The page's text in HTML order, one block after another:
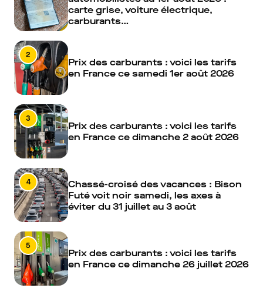
carte grise, voiture électrique,
carburants…
2
Prix des carburants : voici les tarifs
en France ce samedi 1er août 2026
3
Prix des carburants : voici les tarifs
en France ce dimanche 2 août 2026
4
Chassé-croisé des vacances : Bison
Futé voit noir samedi, les axes à
éviter du 31 juillet au 3 août
5
Prix des carburants : voici les tarifs
en France ce dimanche 26 juillet 2026